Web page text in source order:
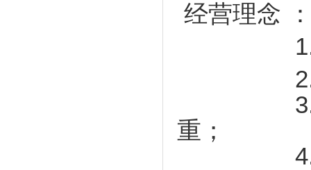
经营理念
1. 以客
2. 为股
3. 创新
重；
4.永远